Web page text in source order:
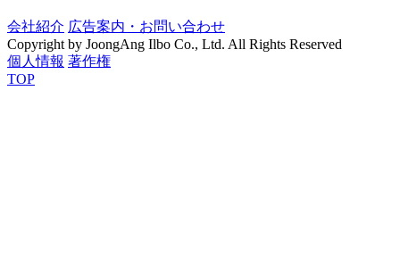
会社紹介 広告案内・お問い合わせ
Copyright by JoongAng Ilbo Co., Ltd. All Rights Reserved
個人情報 著作権
TOP